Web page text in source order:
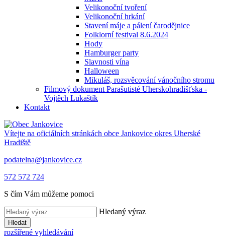
Velikonoční tvoření
Velikonoční hrkání
Stavení máje a pálení čarodějnice
Folklorní festival 8.6.2024
Hody
Hamburger party
Slavnosti vína
Halloween
Mikuláš, rozsvěcování vánočního stromu
Filmový dokument Parašutisté Uherskohradišťska -
Vojtěch Lukaštík
Kontakt
Vítejte na oficiálních stránkách obce Jankovice okres Uherské
Hradiště
podatelna@jankovice.cz
572 572 724
S čím Vám můžeme pomoci
Hledaný výraz
Hledat
rozšířené vyhledávání